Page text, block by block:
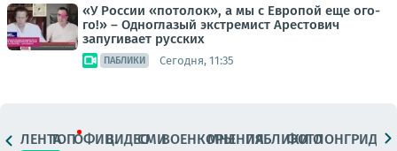
«У России «потолок», а мы с Европой еще ого-
го!» – Одноглазый экстремист Арестович
запугивает русских
ПАБЛИКИ Сегодня, 11:35
ЛЕНТАТОПОФИЦ.ВИДЕОСМИВОЕНКОРЫМНЕНИЯПАБЛИКИ
ФОТОЛОНГРИДЫ